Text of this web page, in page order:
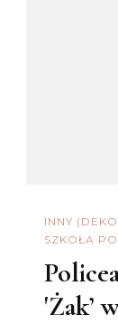
INNY
SZKOŁA
'Żak’